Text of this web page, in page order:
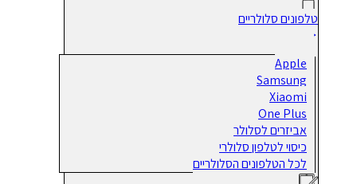
טלפונים סלולריים
Apple
Samsung
Xiaomi
One Plus
אביזרים לסלולר
כיסוי לטלפון סלולרי
לכל הטלפונים הסלולריים